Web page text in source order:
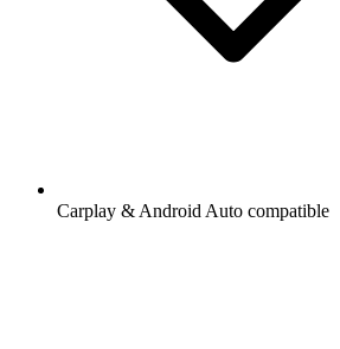
Carplay & Android Auto compatible